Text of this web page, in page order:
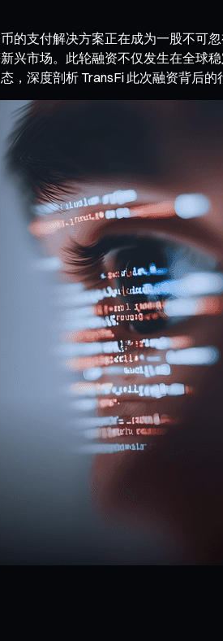
支付解决方案正在成为一股不可
兴市场。此轮融资不仅发生在全
深度剖析 TransFi 此次融资背后的